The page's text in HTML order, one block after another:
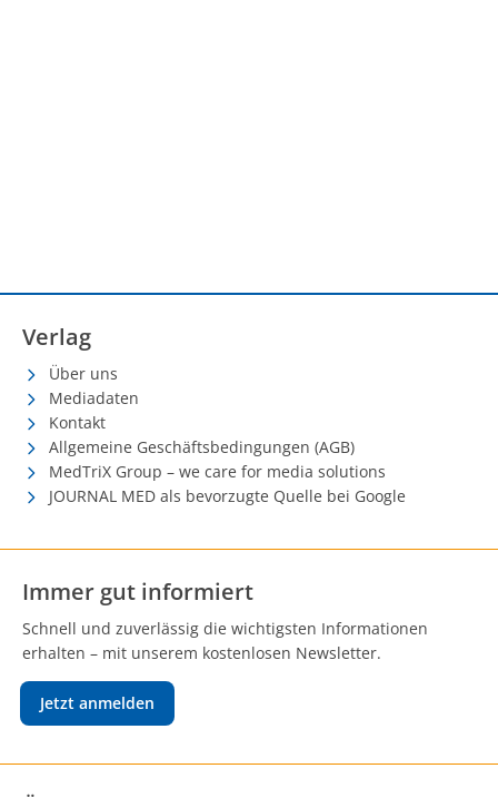
Verlag
Über uns
Mediadaten
Kontakt
Allgemeine Geschäftsbedingungen (AGB)
MedTriX Group – we care for media solutions
JOURNAL MED als bevorzugte Quelle bei Google
Immer gut informiert
Schnell und zuverlässig die wichtigsten Informationen
erhalten – mit unserem kostenlosen Newsletter.
Jetzt anmelden